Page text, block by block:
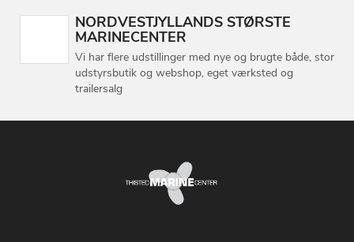
NORDVESTJYLLANDS STØRSTE
MARINECENTER
Vi har flere udstillinger med nye og brugte både, stor
udstyrsbutik og webshop, eget værksted og
trailersalg